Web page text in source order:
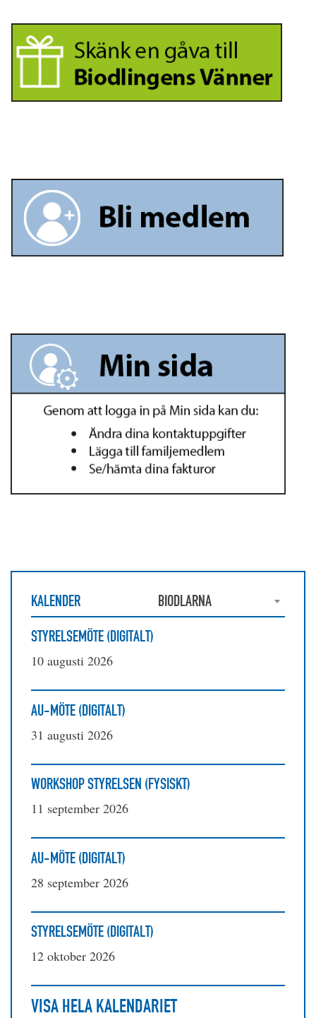
KALENDER
BIODLARNA
STYRELSEMÖTE (DIGITALT)
10 augusti 2026
AU-MÖTE (DIGITALT)
31 augusti 2026
WORKSHOP STYRELSEN (FYSISKT)
11 september 2026
AU-MÖTE (DIGITALT)
28 september 2026
STYRELSEMÖTE (DIGITALT)
12 oktober 2026
VISA HELA KALENDARIET